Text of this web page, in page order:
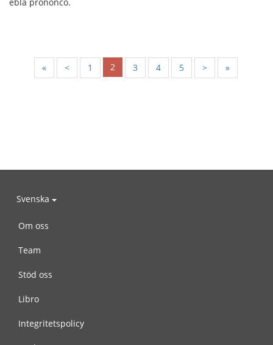
« < 1 2 3 4 5 > »
Svenska
Om oss
Team
Stöd oss
Libro
Integritetspolicy